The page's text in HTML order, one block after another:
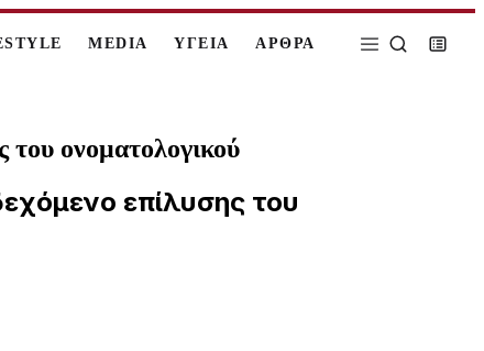
MEDIA ΥΓΕΙΑ ΑΡΘΡΑ
του ονοματολογικού
επίλυσης του